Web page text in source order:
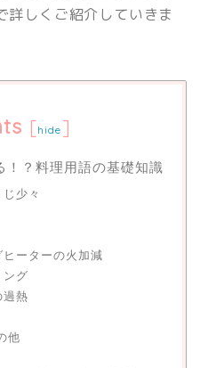
詳しくご紹介していきま
[hide ]
！？料理用語の基礎知識
少々
ーターの火加減
ング
過熱
他